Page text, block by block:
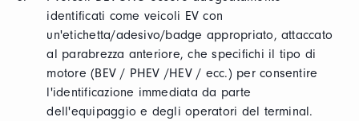
identificati come veicoli EV con
un'etichetta/adesivo/badge appropriato, attaccato
al parabrezza anteriore, che specifichi il tipo di
motore (BEV / PHEV /HEV / ecc.) per consentire
l'identificazione immediata da parte
dell'equipaggio e degli operatori del terminal.